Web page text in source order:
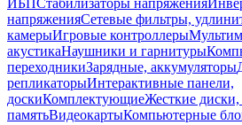
ИБПСтабилизаторы напряжения
напряженияСетевые фильтры,
камерыИгровые контроллеры
акустикаНаушники и гарнитуры
переходникиЗарядные, аккумуляторы
репликаторыИнтерактивные панели,
доскиКомплектующиеЖесткие диски,
памятьВидеокартыКомпьютерные